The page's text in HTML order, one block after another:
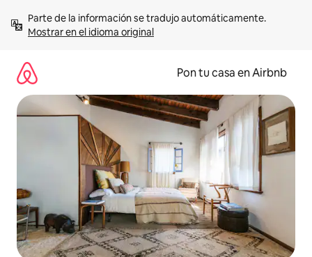
contenidoMostrar en el idioma original
Pon tu casa en Airbnb